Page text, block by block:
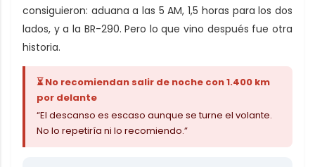
consiguieron: aduana a las 5 AM, 1,5 horas para los dos
lados, y a la BR-290. Pero lo que vino después fue otra
historia.
⏳ No recomiendan salir de noche con 1.400 km
por delante
“El descanso es escaso aunque se turne el volante.
No lo repetiría ni lo recomiendo.”